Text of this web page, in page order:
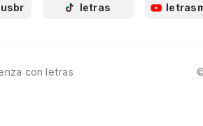
letras
con letras